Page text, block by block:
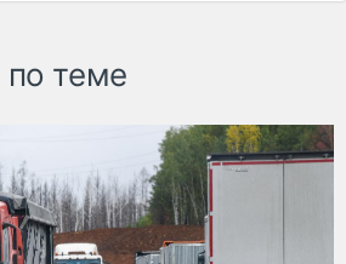
теме